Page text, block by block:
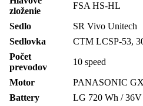
zloženie
FSA HS-HL
Sedlo
SR Vivo Unitech
Sedlovka
CTM LCSP-53,
Počet
prevodov
10 speed
Motor
PANASONIC
Battery
LG 720 Wh /